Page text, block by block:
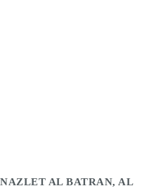
AL BATRAN, AL